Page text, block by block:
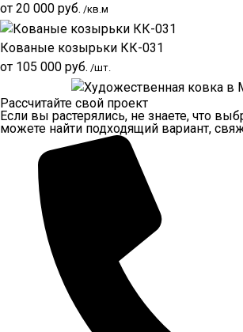
от 20 000 руб. /кв.м
Кованые козырьки КК-031
от 105 000 руб. /шт.
Рассчитайте свой проект
Если вы растерялись, не знаете, что
можете найти подходящий вариант,